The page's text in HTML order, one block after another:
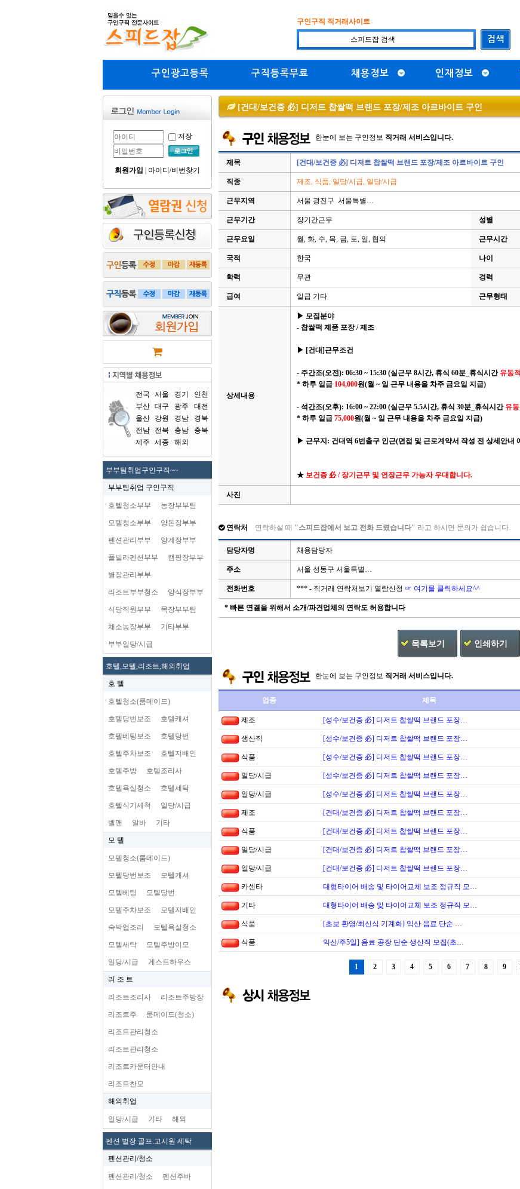
구인구직 직거래사이트
구인광고등록 구직등록무료 채용정보 인재정보
저장
회원가입 아이디/비번찾기
전국 서울 경기
인천
부산 대구 광주
대전
울산
강원 경남
경북
전남
전북 충남
충북
제주
세종 해외
부부팀취업구인구직~~
부부팀취업 구인구직
호텔청소부부 농장부부팀
모텔청소부부 양돈장부부
펜션관리부부 양계장부부
플빌라펜션부부 캠핑장부부
별장관리부부
리조트부부청소 양식장부부
식당직원부부 목장부부팀
채소농장부부 기타부부
부부일당/시급
호텔,모텔,리조트,해외취업
호 텔
호텔청소(룸메이드)
호텔당번보조 호텔캐셔
호텔베팅보조 호텔당번
호텔주차보조 호텔지배인
호텔주방 호텔조리사
호텔욕실청소 호텔세탁
호텔식기세척 일당/시급
벨맨 알바 기타
모 텔
모텔청소(룸메이드)
모텔당번보조 모텔캐셔
모텔베팅 모텔당번
모텔주차보조 모텔지배인
숙박업조리 모텔욕실청소
모텔세탁 모텔주방이모
일당/시급 게스트하우스
리 조 트
리조트조리사 리조트주방장
리조트주 룸메이드(청소)
리조트관리청소
리조트관리청소
리조트카운터안내
리조트찬모
해외취업
일당/시급 기타 해외
펜션 별장.골프.고시원 세탁
펜션관리/청소
펜션관리/청소 펜션주바
[건대/보건증 必] 디저트 찹쌀떡 브랜드 포장/제조 아르바이트 구인
한눈에 보는 구인정보 직거래 서비스입니다.
제목 [건대/보건증 必] 디저트 찹쌀떡 브랜드 포장/제조 아르바이트 구인
직종 제조, 식품, 일당/시급, 일당/시급
근무지역 서울 광진구 서울특별…
근무기간 장기간근무 성별
근무요일 월, 화, 수, 목, 금, 토, 일, 협의 근무시간
국적 한국 나이
학력 무관 경력
급여 일급 기타 근무형태
상세내용
▶ 모집분야
- 찹쌀떡 제품 포장 / 제조
▶ [건대]근무조건
- 주간조(오전): 06:30 ~ 15:30 (실근무 8시간, 휴식 60분_휴식시간 유동적
* 하루 일급 104,000원(월 ~ 일 근무 내용을 차주 금요일 지급)
- 석간조(오후): 16:00 ~ 22:00 (실근무 5.5시간, 휴식 30분_휴식시간 유
* 하루 일급 75,000원(월 ~ 일 근무 내용을 차주 금요일 지급)
▶ 근무지: 건대역 6번출구 인근(면접 및 근로계약서 작성 전 상세안내
★ 보건증 必 / 장기근무 및 연장근무 가능자 우대합니다.
사진
연락처 연락하실 때 "스피드잡에서 보고 전화 드렸습니다" 라고 하시면 문의가 쉽습니다.
담당자명 채용담당자
주소 서울 성동구 서울특별…
전화번호 *** - 직거래 연락처보기 열람신청 ☞ 여기를 클릭하세요^^
* 빠른 연결을 위해서 소개/파견업체의 연락도 허용합니다
목록보기 인쇄하기
한눈에 보는 구인정보 직거래 서비스입니다.
업종 제목
제조 [성수/보건증 必] 디저트 찹쌀떡 브랜드 포장…
생산직 [성수/보건증 必] 디저트 찹쌀떡 브랜드 포장…
식품 [성수/보건증 必] 디저트 찹쌀떡 브랜드 포장…
일당/시급 [성수/보건증 必] 디저트 찹쌀떡 브랜드 포장…
일당/시급 [성수/보건증 必] 디저트 찹쌀떡 브랜드 포장…
제조 [건대/보건증 必] 디저트 찹쌀떡 브랜드 포장…
식품 [건대/보건증 必] 디저트 찹쌀떡 브랜드 포장…
일당/시급 [건대/보건증 必] 디저트 찹쌀떡 브랜드 포장…
일당/시급 [건대/보건증 必] 디저트 찹쌀떡 브랜드 포장…
카센타 대형타이어 배송 및 타이어교체 보조 정규직 모…
기타 대형타이어 배송 및 타이어교체 보조 정규직 모…
식품 [초보 환영/최신식 기계화] 익산 음료 단순 …
식품 익산/주5일] 음료 공장 단순 생산직 모집(초…
1 2 3 4 5 6 7 8 9